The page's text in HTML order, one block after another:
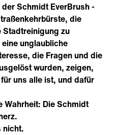
Schmidt EverBrush -
die
zu
unglaubliche
die Fragen und die
wurden, zeigen,
uns alle ist, und dafür
Wahrheit: Die Schmidt
nicht.